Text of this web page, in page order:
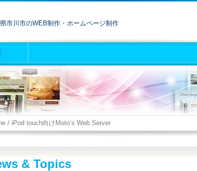
市川市のWEB制作・ホームページ制作
/ iPod touch向けMoto’s Web Server
& Topics